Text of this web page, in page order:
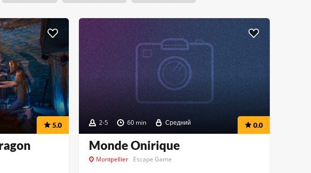
5.0 2-5 60 min Средний 0.0
Monde Onirique
Montpellier Escape Game